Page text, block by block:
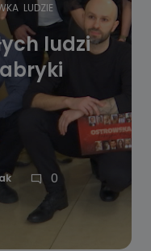
LUDZIE
ludzi
0